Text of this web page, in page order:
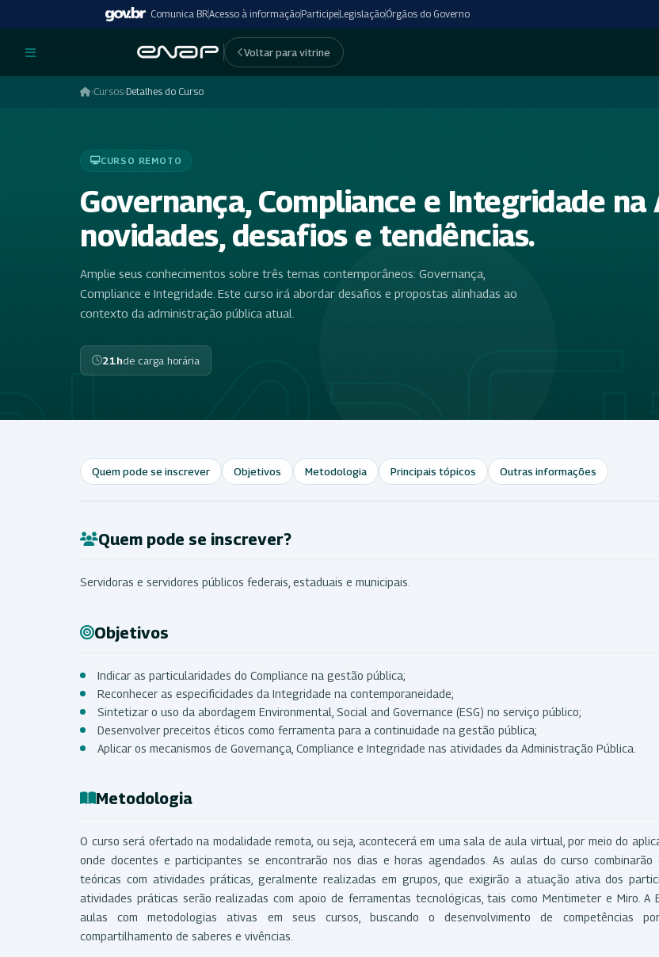
Comunica BRAcesso à informaçãoParticipeLegislaçãoÓrgãos do Governo
Voltar para vitrine
›Cursos›Detalhes do Curso
CURSO REMOTO
Governança, Compliance e Integridade
novidades, desafios e tendências.
Amplie seus conhecimentos sobre três temas contemporâneos: Governança,
Compliance e Integridade. Este curso irá abordar desafios e propostas alinhadas ao
contexto da administração pública atual.
21hde carga horária
Quem pode se inscrever Objetivos Metodologia Principais tópicos Outras informações
Quem pode se inscrever?
Servidoras e servidores públicos federais, estaduais e municipais.
Objetivos
Indicar as particularidades do Compliance na gestão pública;
Reconhecer as especificidades da Integridade na contemporaneidade;
Sintetizar o uso da abordagem Environmental, Social and Governance (ESG) no serviço público;
Desenvolver preceitos éticos como ferramenta para a continuidade na gestão pública;
Aplicar os mecanismos de Governança, Compliance e Integridade nas atividades da Administração Pública.
Metodologia
O curso será ofertado na modalidade remota, ou seja, acontecerá em uma sala de aula virtual, por meio do
onde docentes e participantes se encontrarão nos dias e horas agendados. As aulas do curso combinarão
teóricas com atividades práticas, geralmente realizadas em grupos, que exigirão a atuação ativa dos
atividades práticas serão realizadas com apoio de ferramentas tecnológicas, tais como Mentimeter e Miro. A
aulas com metodologias ativas em seus cursos, buscando o desenvolvimento de competências
compartilhamento de saberes e vivências.